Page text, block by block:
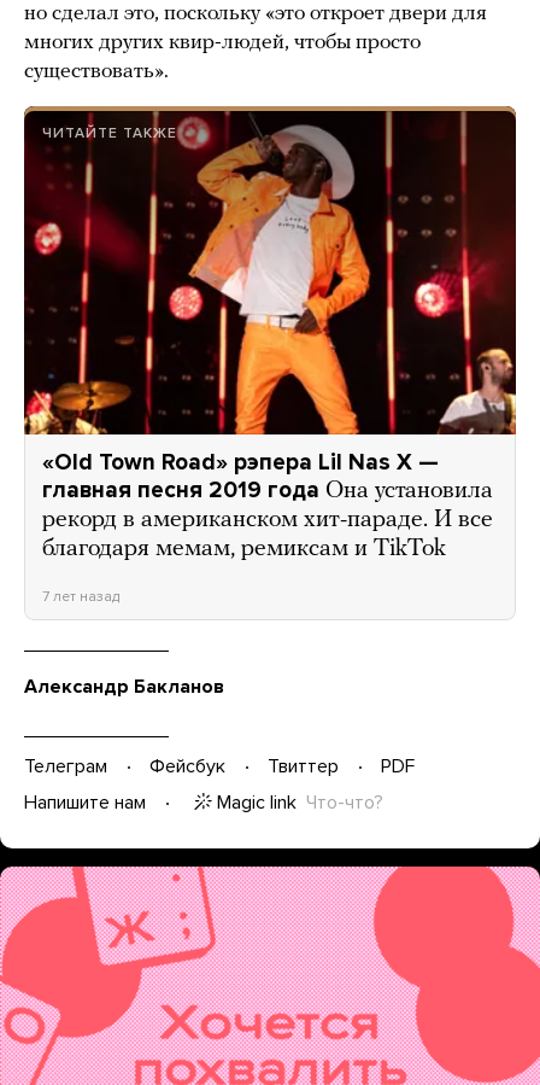
но сделал это, поскольку «это откроет двери для
многих других квир-людей, чтобы просто
существовать».
ЧИТАЙТЕ ТАКЖЕ
«Old Town Road» рэпера Lil Nas X —
главная песня 2019 года Она установила
рекорд в американском хит-параде. И все
благодаря мемам, ремиксам и TikTok
7 лет назад
Александр Бакланов
Телеграм Фейсбук Твиттер
PDF
Напишите нам
Magic link Что-что?